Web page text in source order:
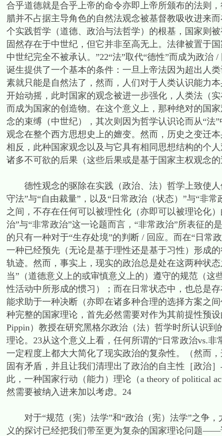
合乎道德就是合乎上帝的命令亦即上帝所颁布的法则
腊并不占据主导角色的自然法观念被基督教吸收进来
个实践哲学（道德、政治与法哲学）的根基，国家则
固然存在于中世纪，但它并非至高无上。法律被置于
中世纪完全不被承认。”22“法”取代“德性”而成为政
诞生提供了一个基本的条件：一旦上帝法因为超出人
素就只能是自然法了，然而，人们对于人类认识能力
开始动摇，此时国家的观念被进一步强化，人类法（
而成为国家的创造物。在这个意义上，那种绝对的国
念的束缚（中世纪），其次则因为哲学认识论而从“法
观念在整个西方思想史上的嬗变。然而，历史之变迁
相反，此种国家观念以及与它具有相同思想结构的个
诸多不可欲的后果（这些后果或是基于国家主权观念
德性观念的驱除在实践（政治、法）哲学上致使人
守法”与“自由裁量”，以及“日常政治（状态）”与“非
之间，不存在任何可以被理性化（亦即可以被理论化
治”与“非常政治”这一论题而言，“非常政治”所表征的
的只有一种对于“生存处境”的判断 / 回应。而在“日常
一种已经预先（无论是基于理性还是基于习性）形成
轨迹。然而，事实上，现实的政治总是处在这两种状
当”（道德意义上的或审慎意义上的）遵守的规范（
性活动中所形成的惯习）；而在日常状态中，也总是
能求助于一种决断（亦即在诸多种合理的选择方案之
种完整的国家理论，首先必然需要对作为其前提性预
Pippin）教授在研究黑格尔政治（法）哲学时所认识
理论。23从这个意义上看，任何所谓的“日常政治vs.
一定程度上都大大简化了现实政治的复杂性。（然而
固有矛盾，并且让我们清理出了政治的自主性［政治
此，一种国家行动（能力）理论（a theory of political
然需要被纳入进来加以考虑。24
对于“规范（宪）法学”和“政治（宪）法学”之争，
义的探讨已经把我们带至更为复杂的国家理论问题